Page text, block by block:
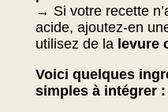
→ Si votre recette
acide, ajoutez-en
utilisez de la levure
Voici quelques
simples à intégrer :